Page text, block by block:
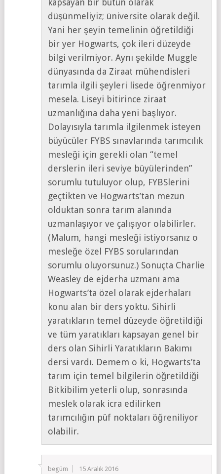
kapsayan bir bütün olarak
düşünmeliyiz; üniversite olarak değil.
Yani her şeyin temelinin öğretildiği
bir yer Hogwarts, çok ileri düzeyde
bilgi verilmiyor. Aynı şekilde Muggle
dünyasında da Ziraat mühendisleri
tarımla ilgili şeyleri lisede öğrenmiyor
mesela. Liseyi bitirince ziraat
uzmanlığına daha yeni başlıyor.
Dolayısıyla tarımla ilgilenmek isteyen
büyücüler FYBS sınavlarında tarımcılık
mesleği için gerekli olan “temel
derslerin ileri seviye büyülerinden”
sorumlu tutuluyor olup, FYBSlerini
geçtikten ve Hogwarts’tan mezun
olduktan sonra tarım alanında
uzmanlaşıyor ve çalışıyor olabilirler.
(Malum, hangi mesleği istiyorsanız o
mesleğe özel FYBS sorularından
sorumlu oluyorsunuz.) Sonuçta Charlie
Weasley de ejderha uzmanı ama
Hogwarts’ta özel olarak ejderhaları
konu alan bir ders yoktu. Sihirli
yaratıkların temel düzeyde öğretildiği
ve tüm yaratıkları kapsayan genel bir
ders olan Sihirli Yaratıkların Bakımı
dersi vardı. Demem o ki, Hogwarts’ta
tarım için temel bilgilerin öğretildiği
Bitkibilim yeterli olup, sonrasında
meslek olarak icra edilirken
tarımcılığın püf noktaları öğreniliyor
olabilir.
begüm 15 Aralık 2016